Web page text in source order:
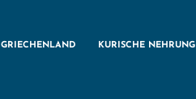
GRIECHENLAND KURISCHE NEHRUNG